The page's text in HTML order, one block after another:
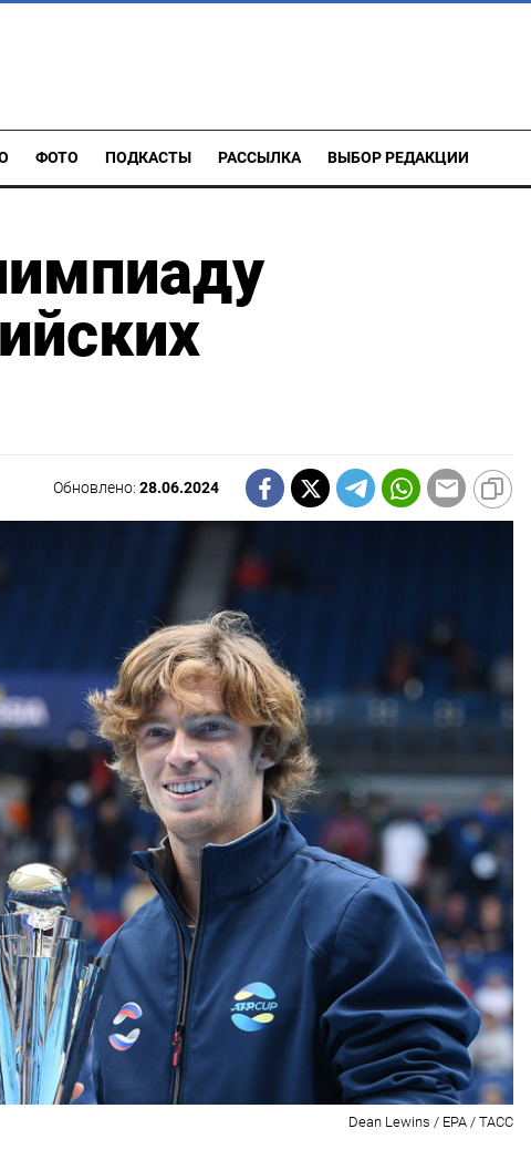
ФОТО ПОДКАСТЫ РАССЫЛКА ВЫБОР РЕДАКЦИИ
Обновлено:28.06.2024
Dean Lewins / EPA / ТАСС